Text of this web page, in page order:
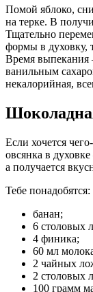
Помой яблоко,
на терке. В
Тщательно
формы в духовку,
Время выпекания
ванильным
некалорийная,
Если хочется
овсянка в
а получается
Тебе понадобятся:
банан;
6 столовых
4 финика;
60 мл
2 чайных
2 столовых
100 грамм